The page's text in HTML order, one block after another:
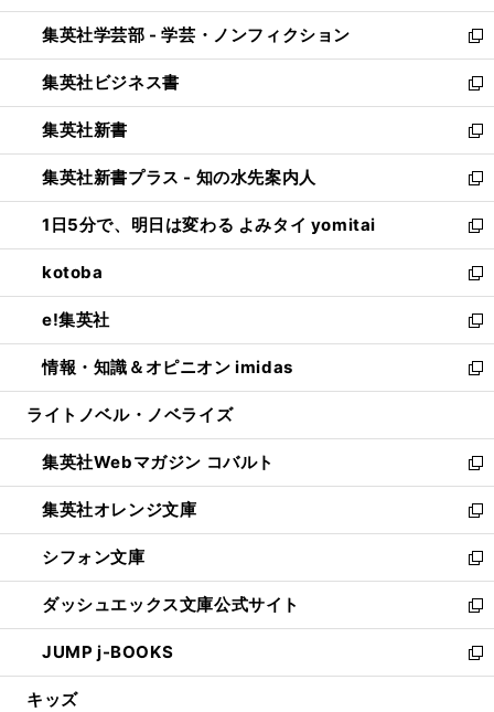
開
く
ウ
で
開
く
ン
ド
ウ
で
開
く
ウ
ィ
ン
ド
ウ
で
開
く
集英社学芸部 - 学芸・ノンフィクション
新
し
い
ウ
ィ
ン
ド
ウ
で
開
く
集英社ビジネス書
新
し
い
ウ
ィ
ン
ド
ウ
で
開
く
集英社新書
新
し
い
ウ
ィ
ン
ド
ウ
で
開
く
集英社新書プラス - 知の水先案内人
新
し
い
ウ
ィ
ン
ド
ウ
で
開
1日5分で、明日は変わる よみタイ yomitai
新
し
い
ウ
ィ
ン
ド
ウ
開
く
kotoba
新
し
い
ウ
ィ
ン
ウ
で
開
く
e!集英社
新
し
い
ウ
ン
ド
ウ
で
開
く
情報・知識＆オピニオン imidas
新
し
ウ
ィ
ン
ド
ウ
で
開
く
ライトノベル・ノベライズ
集英社Webマガジン コバルト
新
し
い
ウ
ィ
ン
ド
ウ
で
開
集英社オレンジ文庫
新
し
い
ウ
ィ
ン
ド
ウ
シフォン文庫
新
し
い
ウ
ィ
ン
ダッシュエックス文庫公式サイト
新
し
い
ウ
JUMP j-BOOKS
新
し
キッズ